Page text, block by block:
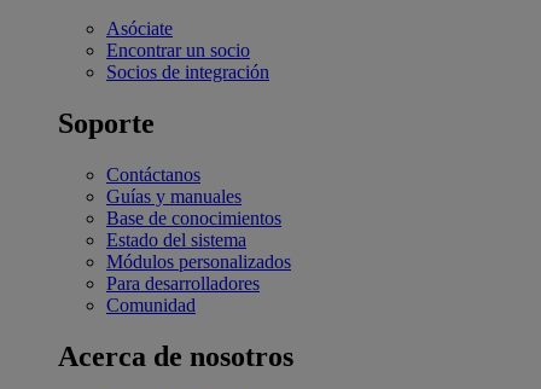
Asóciate
Encontrar un socio
Socios de integración
Soporte
Contáctanos
Guías y manuales
Base de conocimientos
Estado del sistema
Módulos personalizados
Para desarrolladores
Comunidad
Acerca de nosotros